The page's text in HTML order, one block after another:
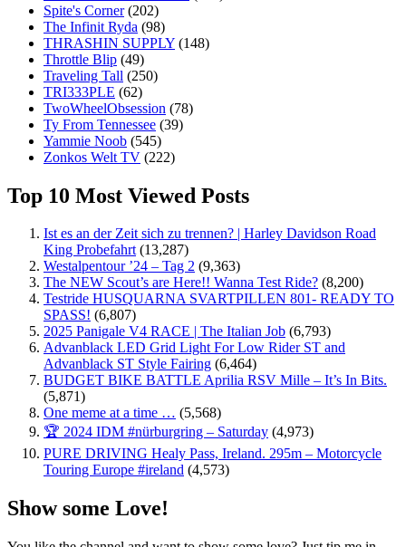
Spite's Corner (202)
The Infinit Ryda (98)
THRASHIN SUPPLY (148)
Throttle Blip (49)
Traveling Tall (250)
TRI333PLE (62)
TwoWheelObsession (78)
Ty From Tennessee (39)
Yammie Noob (545)
Zonkos Welt TV (222)
Top 10 Most Viewed Posts
Ist es an der Zeit sich zu trennen? | Harley Davidson Road
King Probefahrt (13,287)
Westalpentour ’24 – Tag 2 (9,363)
The NEW Scout’s are Here!! Wanna Test Ride? (8,200)
Testride HUSQUARNA SVARTPILLEN 801- READY TO
SPASS! (6,807)
2025 Panigale V4 RACE | The Italian Job (6,793)
Advanblack LED Grid Light For Low Rider ST and
Advanblack ST Style Fairing (6,464)
BUDGET BIKE BATTLE Aprilia RSV Mille – It’s In Bits.
(5,871)
One meme at a time … (5,568)
🏆 2024 IDM #nürburgring – Saturday (4,973)
PURE DRIVING Healy Pass, Ireland. 295m – Motorcycle
Touring Europe #ireland (4,573)
Show some Love!